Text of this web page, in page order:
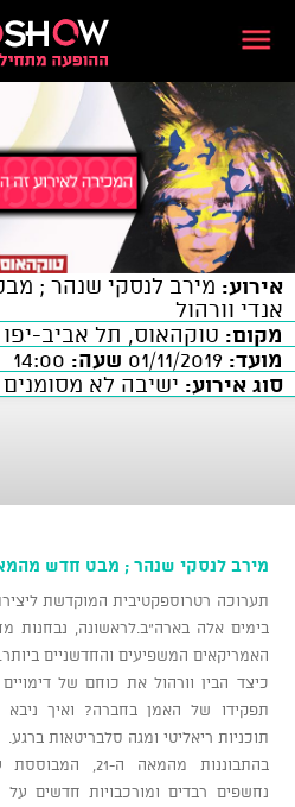
אירוע:
אנדי וורהול
מקום: טוקהאוס, תל אביב-יפו
מועד:
שעה:
סוג אירוע: ישיבה לא מסומנים
מירב לנסקי שנהר ; מבט חדש מהמאה ה -21 על
תערוכה רטרוספקטיבית המוקדשת
בימים אלה בארה"ב.לראשונה, נבחנות
האמריקאים המשפיעים והחדשניים ביותר.
כיצד הבין וורהול את כוחם של
תפקידו של האמן בחברה? ואיך ניבא
תוכניות ריאליטי ומגה סלבריטאות ברגע.
בהתבוננות
נחשפים רבדים ומורכבויות חדשים